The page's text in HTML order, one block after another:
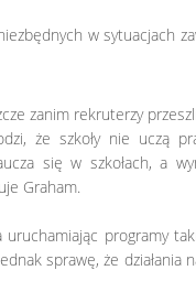
w sytuacjach
zanim rekruterzy
że szkoły nie uczą
się w szkołach, a
Graham.
programy
sprawę, że działania